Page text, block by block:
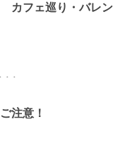
カフェ巡り・バレン
・
注意！